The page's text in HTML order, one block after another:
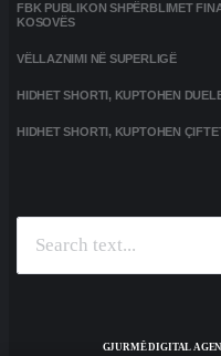
FBK PUBLIKON SHPËRBLIMET
KOSOVËS
VËLLAZNIMI NË SUPERLIGË
HIDHET SHORTI, KUPTOHEN
HIDHET SHORTI, KUPTOHEN
GJURMË DIGITAL